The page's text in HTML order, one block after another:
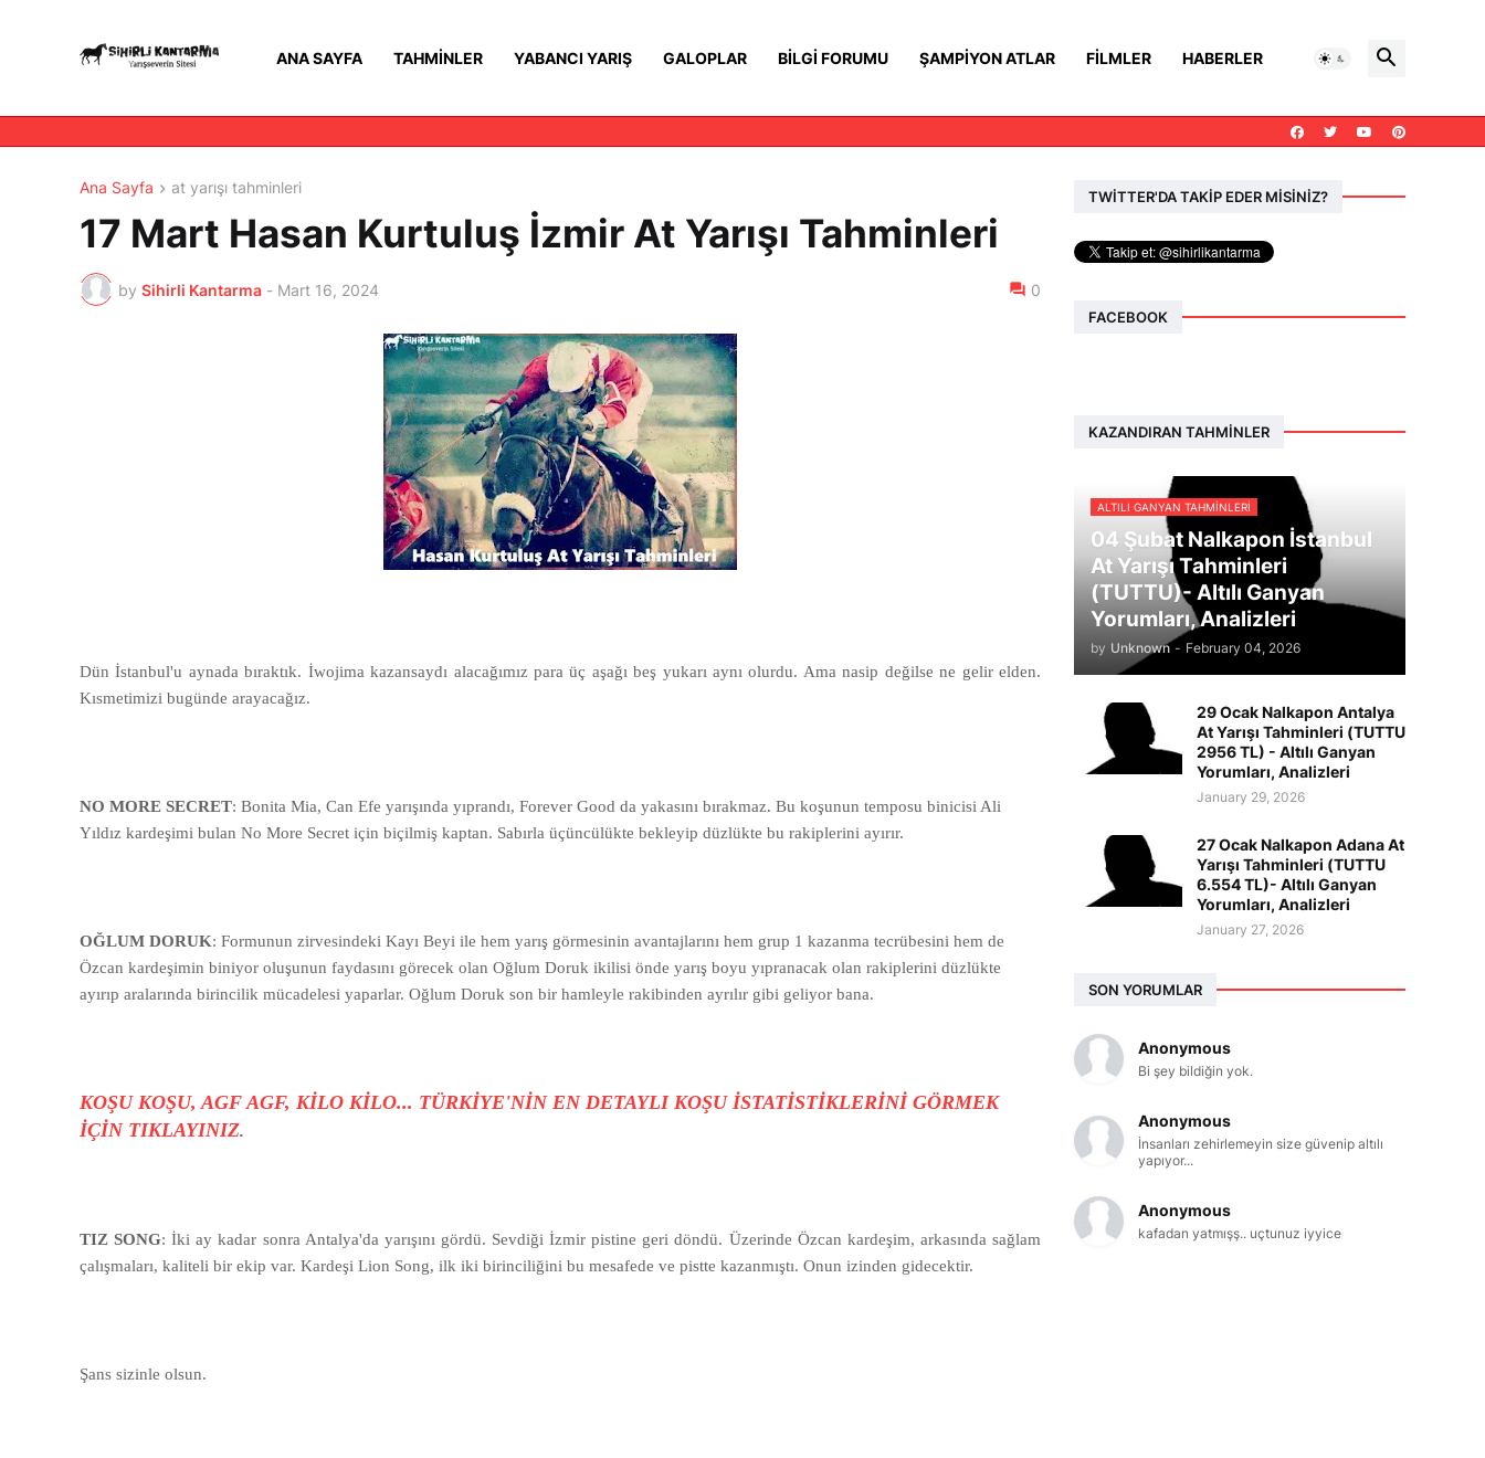
ANA SAYFA TAHMINLER YABANCI YARIŞ GALOPLAR BILGI FORUMU ŞAMPIYON ATLAR FILMLER HABERLER
Ana Sayfa at yarışı tahminleri
17 Mart Hasan Kurtuluş İzmir At Yarışı Tahminleri
by Sihirli Kantarma - Mart 16, 2024 0
Dün İstanbul'u aynada bıraktık. İwojima kazansaydı alacağımız para üç aşağı beş yukarı aynı olurdu. Ama nasip değilse ne gelir elden.
Kısmetimizi bugünde arayacağız.
NO MORE SECRET: Bonita Mia, Can Efe yarışında yıprandı, Forever Good da yakasını bırakmaz. Bu koşunun temposu binicisi Ali
Yıldız kardeşimi bulan No More Secret için biçilmiş kaptan. Sabırla üçüncülükte bekleyip düzlükte bu rakiplerini ayırır.
OĞLUM DORUK: Formunun zirvesindeki Kayı Beyi ile hem yarış görmesinin avantajlarını hem grup 1 kazanma tecrübesini hem de
Özcan kardeşimin biniyor oluşunun faydasını görecek olan Oğlum Doruk ikilisi önde yarış boyu yıpranacak olan rakiplerini düzlükte
ayırıp aralarında birincilik mücadelesi yaparlar. Oğlum Doruk son bir hamleyle rakibinden ayrılır gibi geliyor bana.
KOŞU KOŞU, AGF AGF, KİLO KİLO... TÜRKİYE'NİN EN DETAYLI KOŞU İSTATİSTİKLERİNİ GÖRMEK
İÇİN TIKLAYINIZ.
TIZ SONG: İki ay kadar sonra Antalya'da yarışını gördü. Sevdiği İzmir pistine geri döndü. Üzerinde Özcan kardeşim, arkasında sağlam
çalışmaları, kaliteli bir ekip var. Kardeşi Lion Song, ilk iki birinciliğini bu mesafede ve pistte kazanmıştı. Onun izinden gidecektir.
Şans sizinle olsun.
TWİTTER'DA TAKİP EDER MİSİNİZ?
FACEBOOK
KAZANDIRAN TAHMINLER
ALTILI GANYAN TAHMINLERI
04 Şubat Nalkapon İstanbul
At Yarışı Tahminleri
(TUTTU)- Altılı Ganyan
Yorumları, Analizleri
by Unknown - February 04, 2026
29 Ocak Nalkapon Antalya
At Yarışı Tahminleri (TUTTU
2956 TL) - Altılı Ganyan
Yorumları, Analizleri
January 29, 2026
27 Ocak Nalkapon Adana At
Yarışı Tahminleri (TUTTU
6.554 TL)- Altılı Ganyan
Yorumları, Analizleri
January 27, 2026
SON YORUMLAR
Anonymous
Bi şey bildiğin yok.
Anonymous
İnsanları zehirlemeyin size güvenip altılı
yapıyor...
Anonymous
kafadan yatmışş.. uçtunuz iyyice